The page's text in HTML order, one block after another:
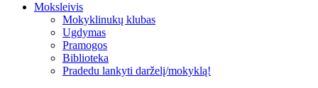
Moksleivis
Mokyklinukų klubas
Ugdymas
Pramogos
Biblioteka
Pradedu lankyti darželį/mokyklą!